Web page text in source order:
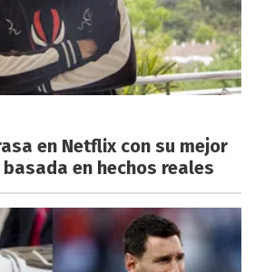
en Netflix con su mejor
en hechos reales